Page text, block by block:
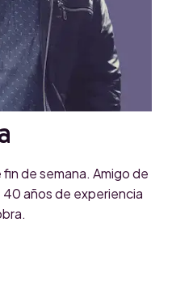
de semana. Amigo de
40 años de experiencia